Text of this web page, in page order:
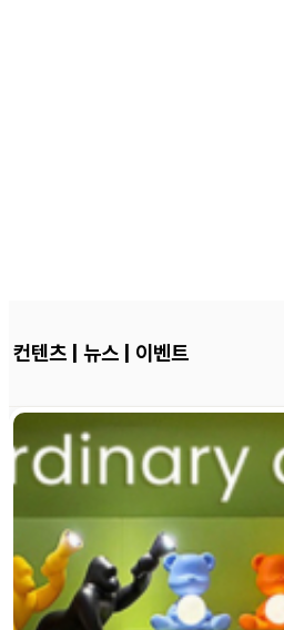
컨텐츠 | 뉴스 | 이벤트